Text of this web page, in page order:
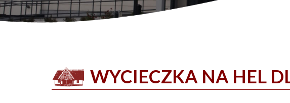
WYCIECZKA NA HEL